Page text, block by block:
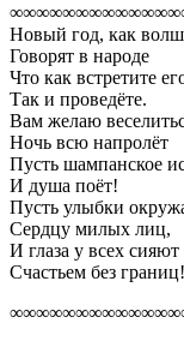
Новый год, как
Говорят в народе
Что как встретите
Так и проведёте.
Вам желаю
Ночь всю напролёт
Пусть шампанское
И душа поёт!
Пусть улыбки
Сердцу милых лиц,
И глаза у всех сияют
Счастьем без границ!